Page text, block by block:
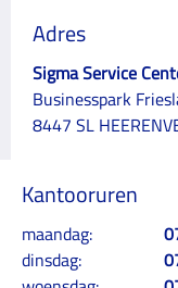
Adres
Sigma Service
Businesspark
8447 SL
Kantooruren
maandag:
dinsdag: